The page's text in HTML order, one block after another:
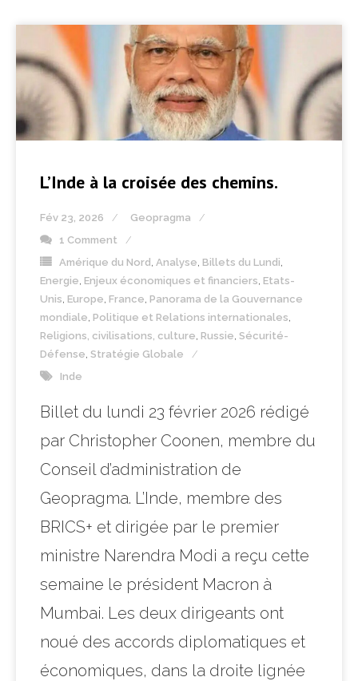
L’Inde à la croisée des chemins.
Fév 23, 2026
Geopragma
1 Comment
Amérique du Nord Analyse Billets du Lundi
Energie Enjeux économiques et financiers Etats-
Unis Europe France Panorama de la Gouvernance
mondiale Politique et Relations internationales
Religions, civilisations, culture Russie Sécurité-
Défense Stratégie Globale
Inde
Billet du lundi 23 février 2026 rédigé
par Christopher Coonen, membre du
Conseil d’administration de
Geopragma. L’Inde, membre des
BRICS+ et dirigée par le premier
ministre Narendra Modi a reçu cette
semaine le président Macron à
Mumbai. Les deux dirigeants ont
noué des accords diplomatiques et
économiques, dans la droite lignée